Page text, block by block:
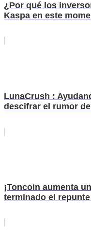
¿Por qué los
Kaspa en este
LunaCrush :
descifrar el rumor
¡Toncoin aumenta
terminado el